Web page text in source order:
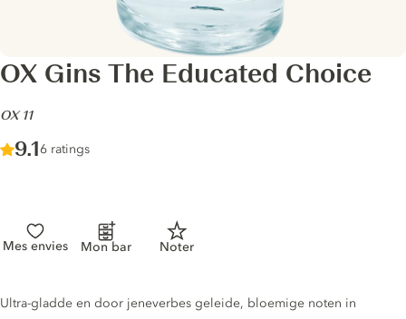
OX Gins The Educated Choice
-
OX 11
Score :
9.1/ 10
6 ratings
Mes envies Mon bar Noter
Gin description
Ultra-gladde en door jeneverbes geleide, bloemige noten in